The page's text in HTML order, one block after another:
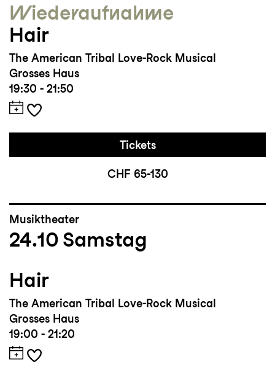
Wieder­aufnahme
Hair
The American Tribal Love-Rock Musical
Grosses Haus
19:30 - 21:50
Tickets
CHF 65-130
Musiktheater
24.10 Samstag
Hair
The American Tribal Love-Rock Musical
Grosses Haus
19:00 - 21:20